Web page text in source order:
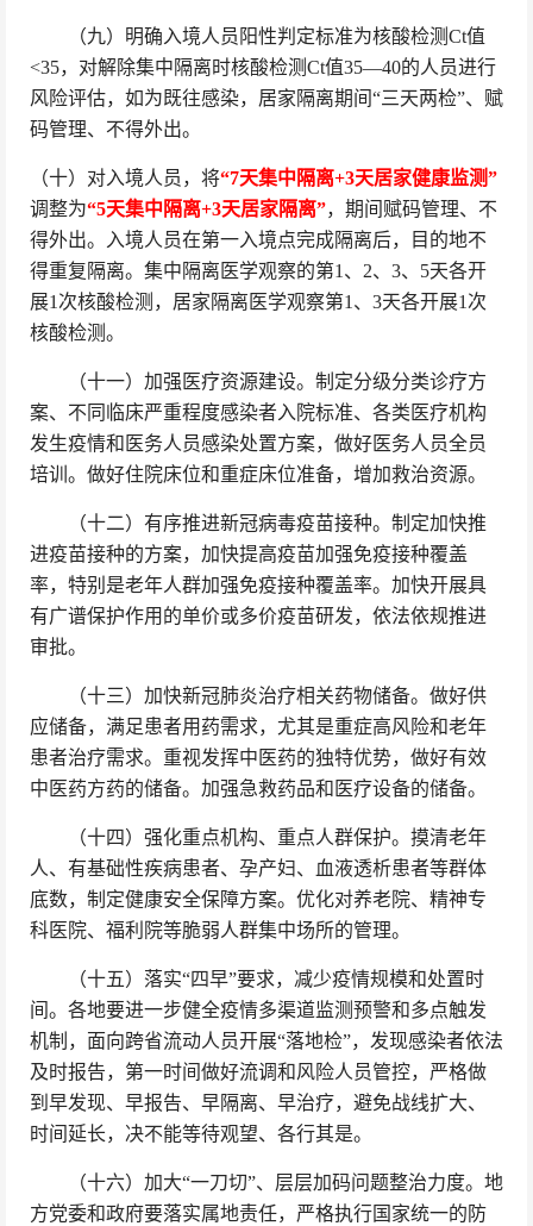
（九）明确入境人员阳性判定标准为核酸检测Ct值
<35，对解除集中隔离时核酸检测Ct值35—40的人员进行
风险评估，如为既往感染，居家隔离期间“三天两检”、赋
码管理、不得外出。
（十）对入境人员，将“7天集中隔离+3天居家健康监测”
调整为“5天集中隔离+3天居家隔离”，期间赋码管理、不
得外出。入境人员在第一入境点完成隔离后，目的地不
得重复隔离。集中隔离医学观察的第1、2、3、5天各开
展1次核酸检测，居家隔离医学观察第1、3天各开展1次
核酸检测。
（十一）加强医疗资源建设。制定分级分类诊疗方
案、不同临床严重程度感染者入院标准、各类医疗机构
发生疫情和医务人员感染处置方案，做好医务人员全员
培训。做好住院床位和重症床位准备，增加救治资源。
（十二）有序推进新冠病毒疫苗接种。制定加快推
进疫苗接种的方案，加快提高疫苗加强免疫接种覆盖
率，特别是老年人群加强免疫接种覆盖率。加快开展具
有广谱保护作用的单价或多价疫苗研发，依法依规推进
审批。
（十三）加快新冠肺炎治疗相关药物储备。做好供
应储备，满足患者用药需求，尤其是重症高风险和老年
患者治疗需求。重视发挥中医药的独特优势，做好有效
中医药方药的储备。加强急救药品和医疗设备的储备。
（十四）强化重点机构、重点人群保护。摸清老年
人、有基础性疾病患者、孕产妇、血液透析患者等群体
底数，制定健康安全保障方案。优化对养老院、精神专
科医院、福利院等脆弱人群集中场所的管理。
（十五）落实“四早”要求，减少疫情规模和处置时
间。各地要进一步健全疫情多渠道监测预警和多点触发
机制，面向跨省流动人员开展“落地检”，发现感染者依法
及时报告，第一时间做好流调和风险人员管控，严格做
到早发现、早报告、早隔离、早治疗，避免战线扩大、
时间延长，决不能等待观望、各行其是。
（十六）加大“一刀切”、层层加码问题整治力度。地
方党委和政府要落实属地责任，严格执行国家统一的防